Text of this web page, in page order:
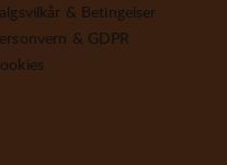
& Betingelser
& GDPR